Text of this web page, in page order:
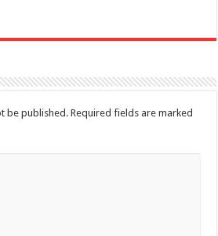
be published. Required fields are marked